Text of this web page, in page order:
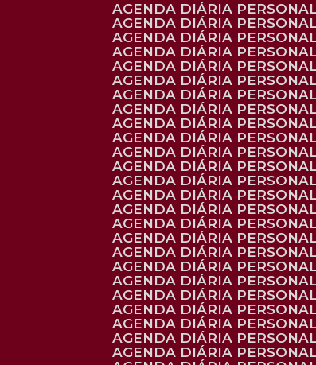
AGENDA DIÁRIA
AGENDA DIÁRIA
AGENDA DIÁRIA
AGENDA DIÁRIA
AGENDA DIÁRIA
AGENDA DIÁRIA
AGENDA DIÁRIA
AGENDA DIÁRIA
AGENDA DIÁRIA
AGENDA DIÁRIA
AGENDA DIÁRIA
AGENDA DIÁRIA
AGENDA DIÁRIA
AGENDA DIÁRIA
AGENDA DIÁRIA
AGENDA DIÁRIA
AGENDA DIÁRIA
AGENDA DIÁRIA
AGENDA DIÁRIA
AGENDA DIÁRIA
AGENDA DIÁRIA
AGENDA DIÁRIA
AGENDA DIÁRIA
AGENDA DIÁRIA
AGENDA DIÁRIA